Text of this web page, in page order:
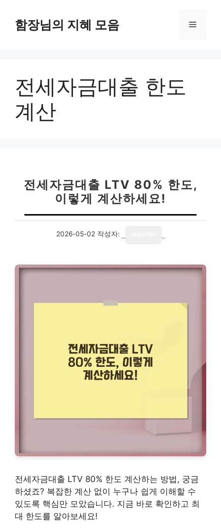
함장님의 지혜 모음 메
전세자금대출 한도
계산
전세자금대출 LTV 80% 한도,
이렇게 계산하세요!
2026-05-02 작성자:
전세자금대출 LTV 80% 한도 계산하는 방법, 궁금
하셨죠? 복잡한 계산 없이 누구나 쉽게 이해할 수
있도록 핵심만 모았습니다. 지금 바로 확인하고 최
대 한도를 알아보세요!